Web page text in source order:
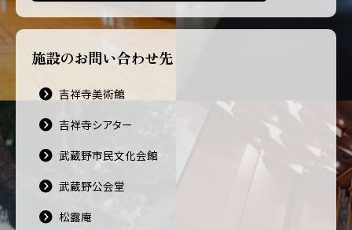
施設のお問い合わせ先
吉祥寺美術館
吉祥寺シアター
武蔵野市民文化会館
武蔵野公会堂
松露庵